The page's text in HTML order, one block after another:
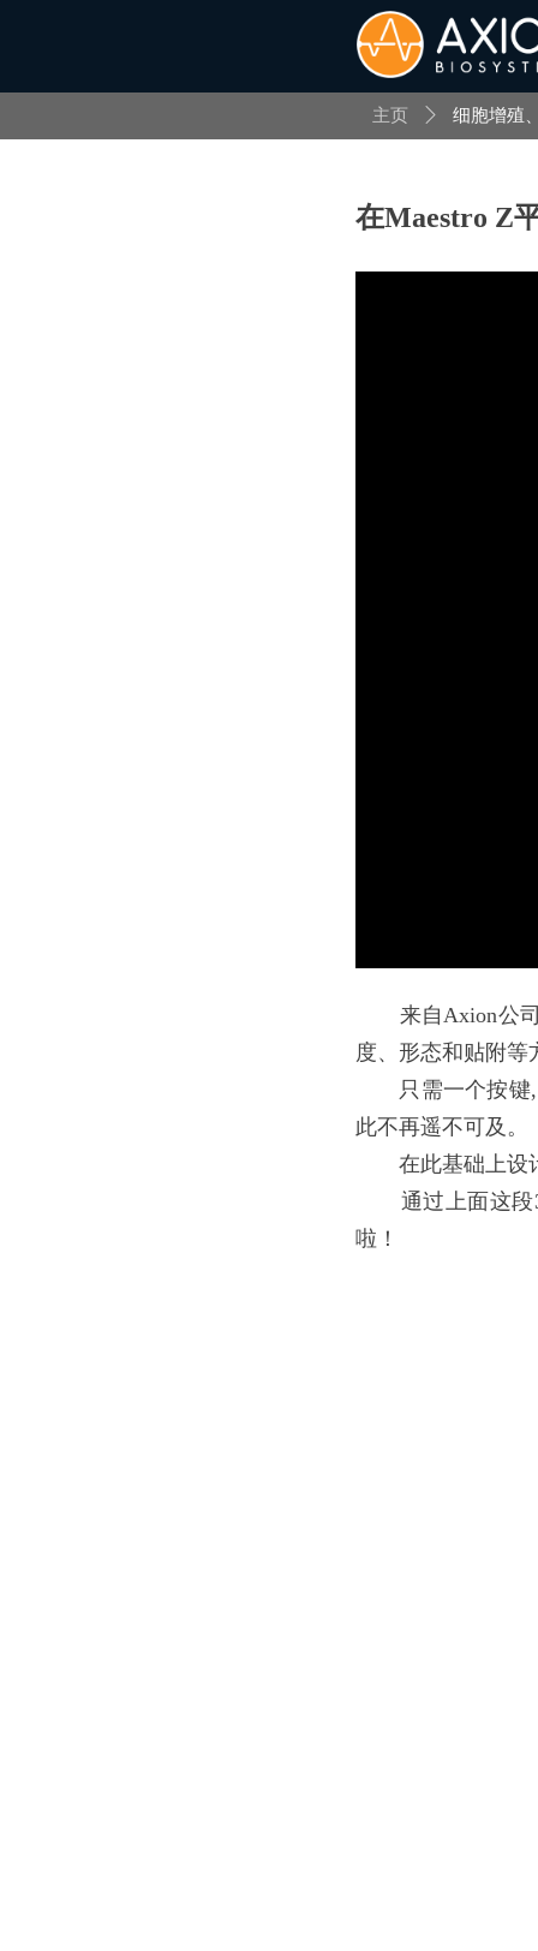
在Maestro Z
来自Axion公
度、形态和贴附等
只需一个按键,
此不再遥不可及。
在此基础上设计
通过上面这
啦！
主页 ꄲ 细胞增殖